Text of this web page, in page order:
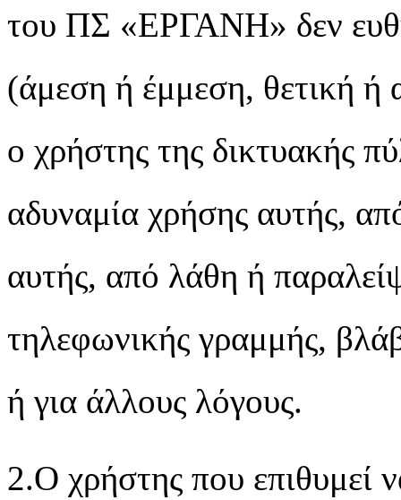
του ΠΣ «ΕΡΓΑΝΗ» δεν
(άμεση ή έμμεση, θετική ή
ο χρήστης της δικτυακής
αδυναμία χρήσης αυτής,
αυτής, από λάθη ή
τηλεφωνικής γραμμής,
ή για άλλους λόγους.
2.Ο χρήστης που επιθυμεί